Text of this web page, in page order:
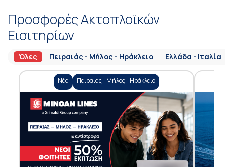
Προσφορές Ακτοπλοϊκών
Εισιτηρίων
Όλες Πειραιάς - Μήλος - Ηράκλειο Ελλάδα - Ιταλία
Νέα Πειραιάς - Μήλος - Ηράκλειο